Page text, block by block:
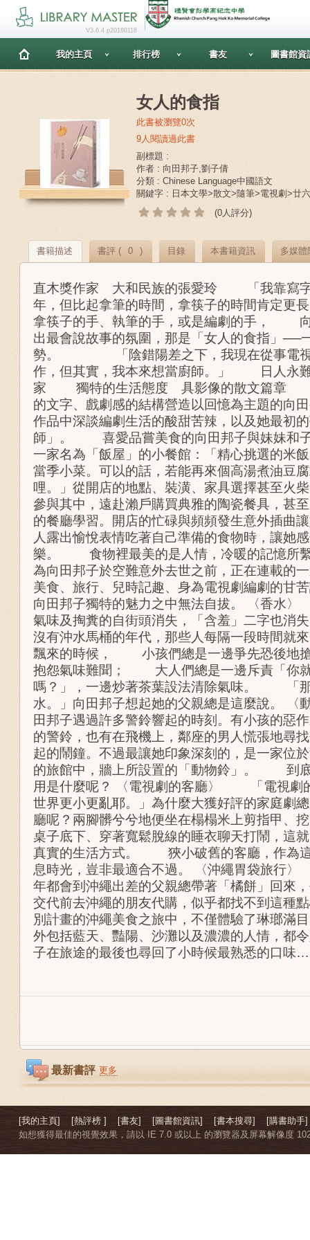
V3.6.4 p20180118
我的主頁 排行榜 書友 圖書館資
女人的食指
此書被瀏覽0次
9人閱讀過此書
副標題 :
作者 : 向田邦子,劉子倩
分類 : Chinese Language中國語文
關鍵字 : 日本文學>散文>隨筆>電視劇>廿
(0人評分)
書籍描述 書評 ( 0 ) 目錄 本書籍資訊 多媒體
直木獎作家 大和民族的張愛玲 「我靠寫字
年，但比起拿筆的時間，拿筷子的時間肯定
拿筷子的手、執筆的手，或是編劇的手，
出最會說故事的氛圍，那是「女人的食指」──
勢。 「陰錯陽差之下，我現在從事電視
作，但其實，我本來想當廚師。」 日人永
家 獨特的生活態度 具影像的散文篇章
的文字、戲劇感的結構營造以回憶為主題的向
作品中深談編劇生活的酸甜苦辣，以及她最初
師」。 喜愛品嘗美食的向田邦子與妹妹和
一家名為「飯屋」的小餐館：「精心挑選的米
當季小菜。可以的話，若能再來個高湯煮油豆
哩。」從開店的地點、裝潢、家具選擇甚至火
參與其中，遠赴瀨戶購買典雅的陶瓷餐具，甚
的餐廳學習。開店的忙碌與頻頻發生意外插曲
人露出愉悅表情吃著自己準備的食物時，讓她
樂。 食物裡最美的是人情，冷暖的記憶所
為向田邦子於空難意外去世之前，正在連載的
美食、旅行、兒時記趣、身為電視劇編劇的甘
向田邦子獨特的魅力之中無法自拔。 〈香
氣味及掏糞的自街頭消失，「含羞」二字也
沒有沖水馬桶的年代，那些人每隔一段時間就
飄來的時候， 小孩們總是一邊爭先恐後地
抱怨氣味難聞； 大人們總是一邊斥責「你
嗎？」，一邊炒著茶葉設法清除氣味。 「
水。」向田邦子想起她的父親總是這麼說。
田邦子遇過許多警鈴響起的時刻。有小孩的惡
的警鈴，也有在飛機上，鄰座的男人慌張地尋
起的鬧鐘。不過最讓她印象深刻的，是一家位
的旅館中，牆上所設置的「動物鈴」。 到
用是什麼呢？ 〈電視劇的客廳〉 「電視劇
世界更小更亂耶。」為什麼大獲好評的家庭劇
廳呢？兩腳髒兮兮地便坐在榻榻米上剪指甲、
桌子底下、穿著寬鬆脫線的睡衣聊天打鬧，這
真實的生活方式。 狹小破舊的客廳，作為
息時光，豈非最適合不過。 〈沖繩胃袋旅
年都會到沖繩出差的父親總帶著「橘餅」回來
交代前去沖繩的朋友代購，似乎都找不到這種
別計畫的沖繩美食之旅中，不僅體驗了琳瑯滿
外包括藍天、豔陽、沙灘以及濃濃的人情，都
子在旅途的最後也尋回了小時候最熟悉的口味…
最新書評 更多
[我的主頁] [熱評榜 ] [書友] [圖書館資訊] [書本搜尋]
[購書助手]
如想獲得最佳的視覺效果，請以 IE 7.0 或以上 的瀏覽器及屏幕解像度